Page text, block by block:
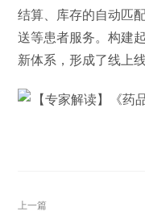
结算、库存的自动匹
送等患者服务。构建
新体系，形成了线上
上一篇